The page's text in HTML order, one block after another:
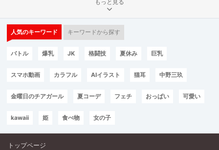
もっと見る
人気のキーワード キーワードから探す
バトル 爆乳 JK 格闘技 夏休み 巨乳
スマホ動画 カラフル AIイラスト 猫耳 中野三玖
金曜日のチアガール 夏コーデ フェチ おっぱい 可愛い
kawaii 姫 食べ物 女の子
トップページ